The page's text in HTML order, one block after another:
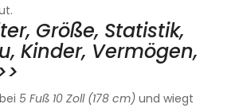
Größe, Statistik,
Kinder, Vermögen,
5 Fuß 10 Zoll (178 cm) und wiegt